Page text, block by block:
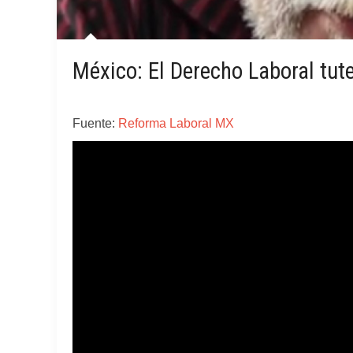
México: El Derecho Laboral
Fuente: Reforma Laboral MX